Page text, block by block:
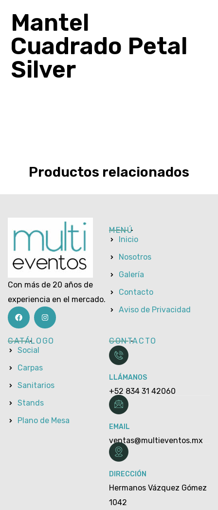
Mantel
Cuadrado Petal
Silver
Productos relacionados
Con más de 20 años de
experiencia en el mercado.
MENÚ
Inicio
Nosotros
Galería
Contacto
Aviso de Privacidad
CATÁLOGO
Social
Carpas
Sanitarios
Stands
Plano de Mesa
CONTACTO
LLÁMANOS
+52 834 31 42060
EMAIL
ventas@multieventos.mx
DIRECCIÓN
Hermanos Vázquez Gómez
1042